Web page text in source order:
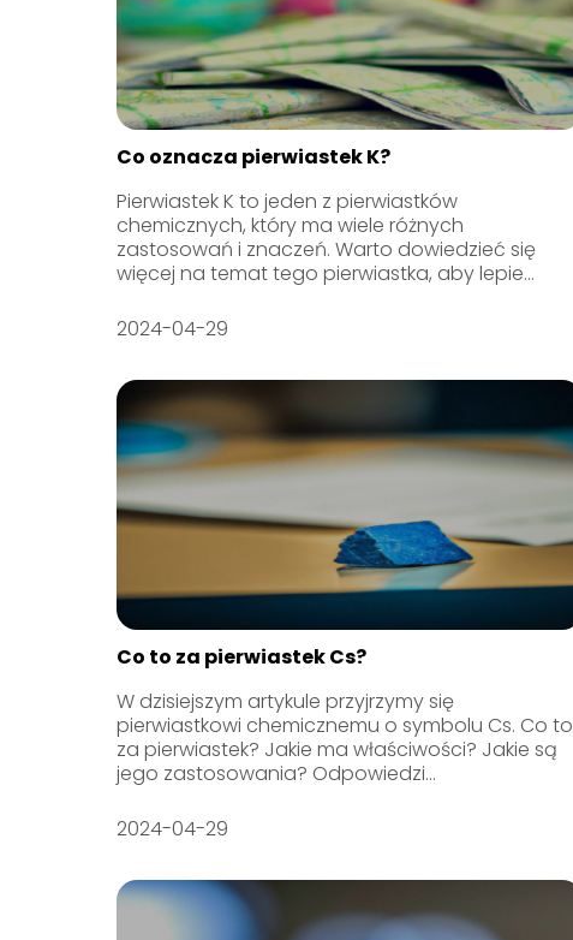
Co oznacza pierwiastek K?
Pierwiastek K to jeden z pierwiastków
chemicznych, który ma wiele różnych
zastosowań i znaczeń. Warto dowiedzieć się
więcej na temat tego pierwiastka, aby lepie...
2024-04-29
Co to za pierwiastek Cs?
W dzisiejszym artykule przyjrzymy się
pierwiastkowi chemicznemu o symbolu Cs. Co to
za pierwiastek? Jakie ma właściwości? Jakie są
jego zastosowania? Odpowiedzi...
2024-04-29